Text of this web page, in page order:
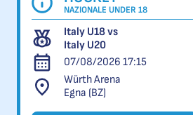
NAZIONALE UNDER 18
Italy U18 vs
Italy U20
07/08/2026 17:15
Würth Arena
Egna (BZ)